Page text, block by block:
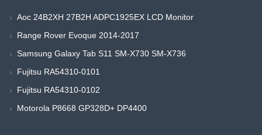
Aoc 24B2XH 27B2H ADPC1925EX LCD Monitor
Range Rover Evoque 2014-2017
Samsung Galaxy Tab S11 SM-X730 SM-X736
Fujitsu RA54310-0101
Fujitsu RA54310-0102
Motorola P8668 GP328D+ DP4400